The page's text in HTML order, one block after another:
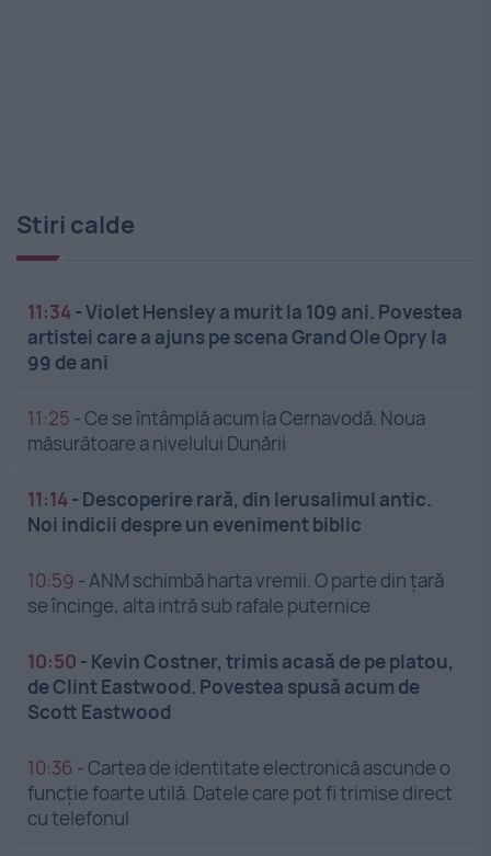
Stiri calde
11:34-Violet Hensley a murit la 109 ani. Povestea
artistei care a ajuns pe scena Grand Ole Opry la
99 de ani
11:25 -Ce se întâmplă acum la Cernavodă. Noua
măsurătoare a nivelului Dunării
11:14- Descoperire rară, din Ierusalimul antic.
Noi indicii despre un eveniment biblic
10:59 -ANM schimbă harta vremii. O parte din țară
se încinge, alta intră sub rafale puternice
10:50 - Kevin Costner, trimis acasă de pe platou,
de Clint Eastwood. Povestea spusă acum de
Scott Eastwood
10:36 -Cartea de identitate electronică ascunde o
funcție foarte utilă. Datele care pot fi trimise direct
cu telefonul